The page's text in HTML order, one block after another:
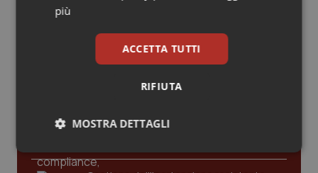
Quotidiano Cardiologia
Quotidiano Chirurgia
Quotidiano Oncologia
Quotidiano Pediatria
Rene & patologie urogenitali
Ultime analisi e review da QS Pro
compliance, GDPR e Risk management
più
ACCETTA TUTTI
RIFIUTA
MOSTRA DETTAGLI
Necessari Statistici Marketing